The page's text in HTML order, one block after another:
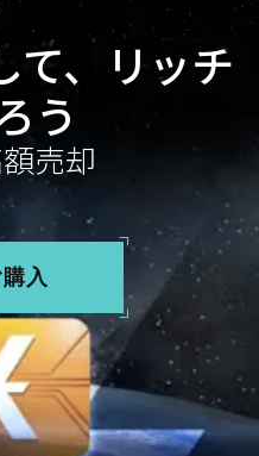
て、リッチ
う
売却
入